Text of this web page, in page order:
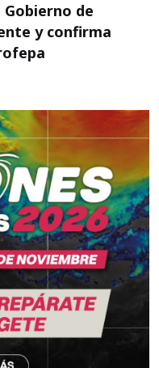
Gobierno de
y confirma